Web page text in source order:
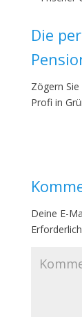
Die
Zögern
Profi in
Deine E-